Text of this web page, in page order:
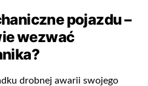
pojazdu –
wezwać
drobnej awarii swojego